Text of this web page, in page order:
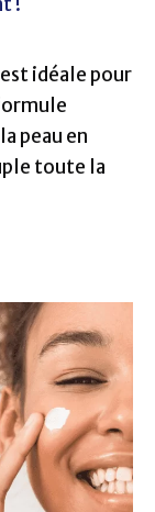
idéale pour
peau en
toute la